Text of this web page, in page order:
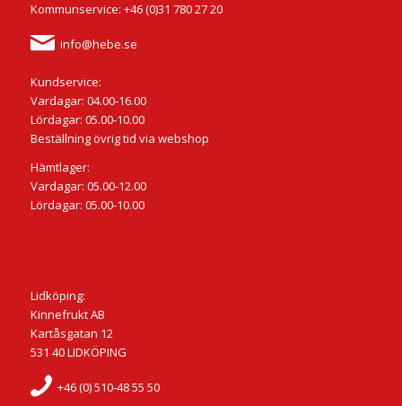
Kommunservice: +46 (0)31 780 27 20
info@hebe.se
Kundservice:
Vardagar: 04.00-16.00
Lördagar: 05.00-10.00
Beställning övrig tid via webshop
Hämtlager:
Vardagar: 05.00-12.00
Lördagar: 05.00-10.00
Lidköping:
Kinnefrukt AB
Kartåsgatan 12
531 40 LIDKÖPING
+46 (0) 510-48 55 50